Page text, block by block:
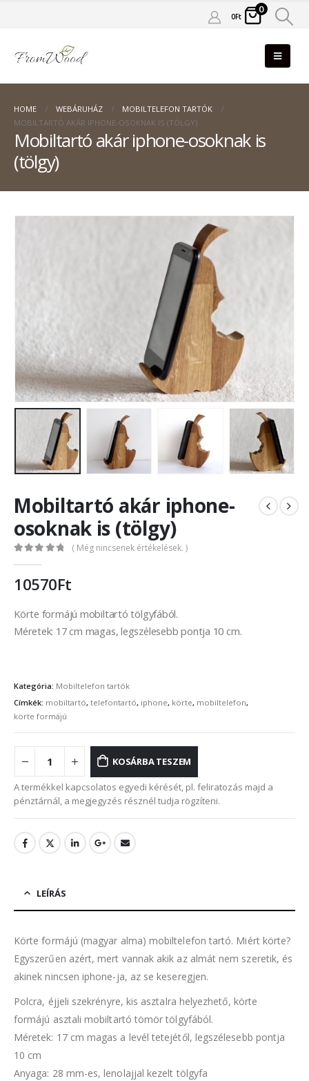
0Ft
0
HOME WEBÁRUHÁZ
MOBILTELEFON TARTÓK
MOBILTARTÓ AKÁR IPHONE-OSOKNAK IS (TÖLGY)
Mobiltartó akár iphone-osoknak is
(tölgy)
Mobiltartó akár iphone-
osoknak is (tölgy)
( Még nincsenek értékelések. )
10570Ft
Körte formájú mobiltartó tölgyfából.
Méretek: 17 cm magas, legszélesebb pontja 10 cm.
Kategória: Mobiltelefon tartók
Címkék: mobiltartó, telefontartó, iphone, körte, mobiltelefon,
körte formájú
KOSÁRBA TESZEM
A termékkel kapcsolatos egyedi kérését, pl. feliratozás majd a
pénztárnál, a megjegyzés résznél tudja rögzíteni.
LEÍRÁS
Körte formájú (magyar alma) mobiltelefon tartó. Miért körte?
Egyszerűen azért, mert vannak akik az almát nem szeretik, és
akinek nincsen iphone-ja, az se keseregjen.
Polcra, éjjeli szekrényre, kis asztalra helyezhető, körte
formájú asztali mobiltartó tömör tölgyfából.
Méretek: 17 cm magas a levél tetejétől, legszélesebb pontja
10 cm
Anyaga: 28 mm-es, lenolajjal kezelt tölgyfa